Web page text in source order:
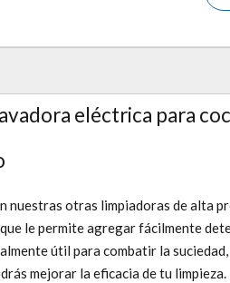
eléctrica para
nuestras otras limpiadoras de alta
le permite agregar fácilmente
útil para combatir la
mejorar la eficacia de tu limpieza.